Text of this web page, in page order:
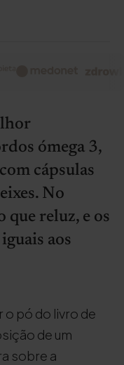
ómega 3,
cápsulas
No
que reluz, e os
aos
o pó do livro de
de um
sobre a